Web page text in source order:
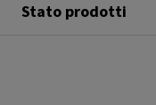
Stato prodotti